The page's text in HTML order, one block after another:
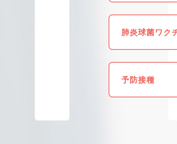
肺炎球菌ワク
予防接種